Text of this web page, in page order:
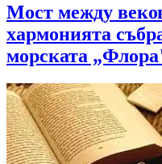
Мост между
хармонията
морската